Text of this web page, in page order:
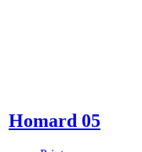
Homard 05